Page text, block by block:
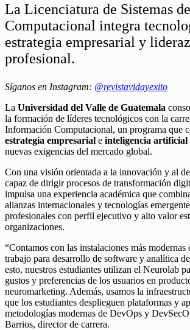
La Licenciatura de Sistemas
Computacional integra
estrategia empresarial y
profesional.
Síganos en Instagram: @revistavidayexito
La Universidad del Valle de Guatemala
la formación de líderes tecnológicos con la
Información Computacional, un programa que
estrategia empresarial e inteligencia artificial
nuevas exigencias del mercado global.
Con una visión orientada a la innovación y al
capaz de dirigir procesos de transformación
impulsa una experiencia académica que
alianzas internacionales y tecnologías
profesionales con perfil ejecutivo y alto valor
organizaciones.
“Contamos con las instalaciones más modernas
trabajo para desarrollo de software y analítica
esto, nuestros estudiantes utilizan el Neurolab
gustos y preferencias de los usuarios en
neuromarketing. Además, usamos la
que los estudiantes desplieguen plataformas y
metodologías modernas de DevOps y
Barrios, director de carrera.